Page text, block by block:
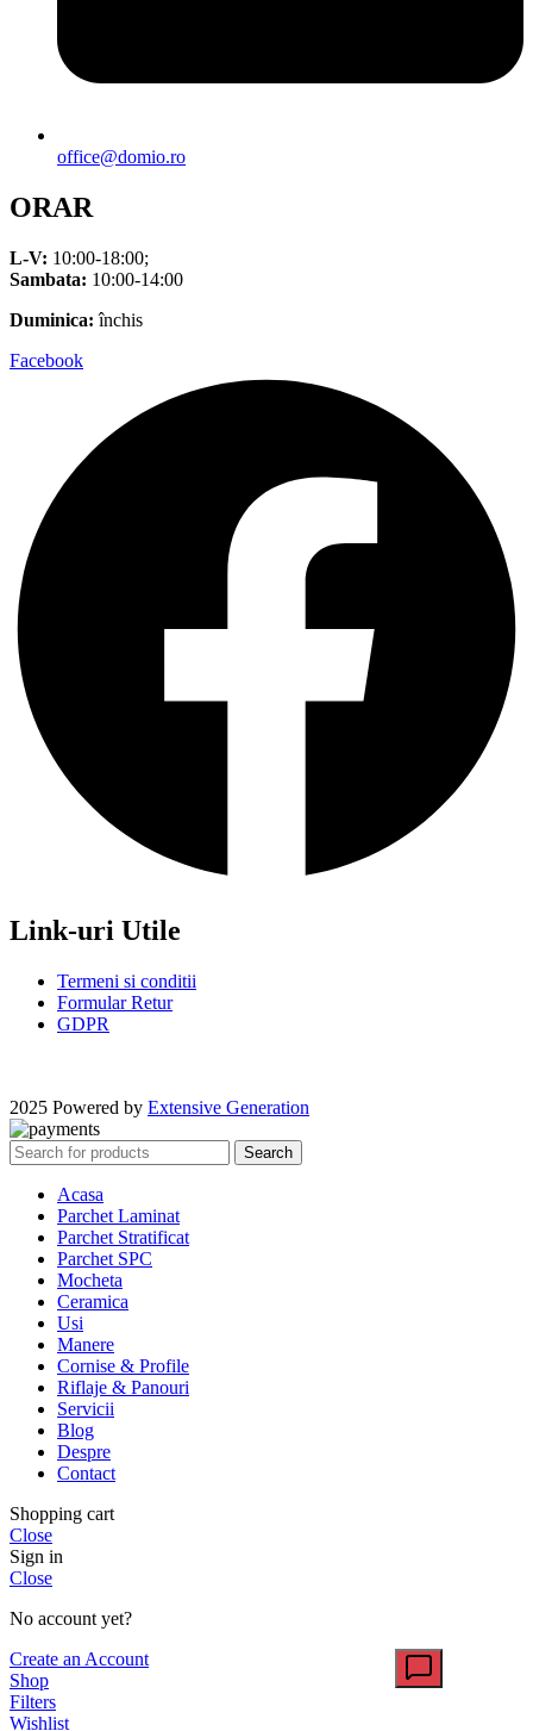
office@domio.ro
ORAR
L-V: 10:00-18:00;
Sambata: 10:00-14:00
Duminica: închis
Facebook
Link-uri Utile
Termeni si conditii
Formular Retur
GDPR
2025 Powered by Extensive Generation
Search
Acasa
Parchet Laminat
Parchet Stratificat
Parchet SPC
Mocheta
Ceramica
Usi
Manere
Cornise & Profile
Riflaje & Panouri
Servicii
Blog
Despre
Contact
Shopping cart
Close
Sign in
Close
No account yet?
Create an Account
Shop
Filters
Wishlist